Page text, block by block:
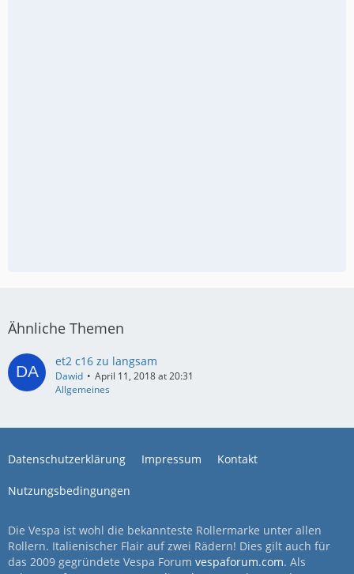
Ähnliche Themen
et2 c16 zu langsam
Dawid
April 11, 2018 at 20:31
Allgemeines
Datenschutzerklärung Impressum Kontakt
Nutzungsbedingungen
Die Vespa ist wohl die bekannteste Rollermarke unter allen
Rollern. Italienischer Flair auf zwei Rädern! Dies gilt auch für
das 2009 gegründete Vespa Forum vespaforum.com. Als